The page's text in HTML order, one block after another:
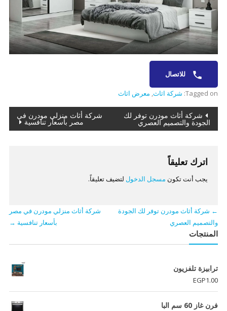
للاتصال
Tagged on: شركة اثاث, معرض اثاث
تصفّح
المقالات
شركة أثاث مودرن توفر لك
الجودة والتصميم العصري
شركة أثاث منزلي مودرن في
مصر بأسعار تنافسية
اترك تعليقاً
يجب أنت تكون مسجل الدخول لتضيف تعليقاً.
← شركة أثاث مودرن توفر لك الجودة
والتصميم العصري
شركة أثاث منزلي مودرن في مصر
بأسعار تنافسية →
المنتجات
ترابيزة تلفزيون
EGP1.00
فرن غاز 60 سم البا